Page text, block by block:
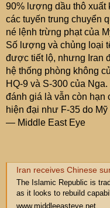
90% lượng dầu thô xuất
các tuyến trung chuyển
né lệnh trừng phạt của
Số lượng và chủng loại
được tiết lộ, nhưng Iran
hệ thống phòng không
HQ-9 và S-300 của
đánh giá là vẫn còn hạn
hiện đại như F-35 do
— Middle East Eye
Iran receives Chinese surface-
The Islamic Republic is
as it looks to rebuild
www.middleeasteye.net